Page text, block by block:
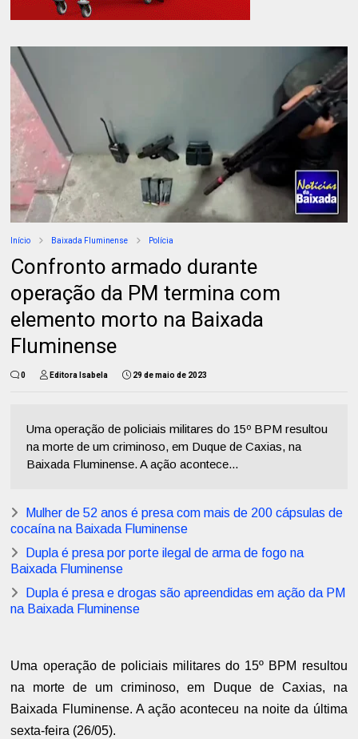
Início Baixada Fluminense Polícia
Confronto armado durante
operação da PM termina com
elemento morto na Baixada
Fluminense
0 Editora Isabela 29 de maio de 2023
Uma operação de policiais militares do 15º BPM resultou
na morte de um criminoso, em Duque de Caxias, na
Baixada Fluminense. A ação acontece...
Mulher de 52 anos é presa com mais de 200 cápsulas de
cocaína na Baixada Fluminense
Dupla é presa por porte ilegal de arma de fogo na
Baixada Fluminense
Dupla é presa e drogas são apreendidas em ação da PM
na Baixada Fluminense
Uma operação de policiais militares do 15º BPM resultou
na morte de um criminoso, em Duque de Caxias, na
Baixada Fluminense. A ação aconteceu na noite da última
sexta-feira (26/05).